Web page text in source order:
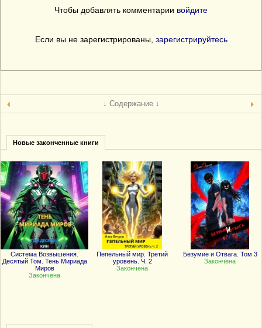
Чтобы добавлять комментарии войдите
Если вы не зарегистрированы, зарегистрируйтесь
↓ Содержание ↓
Новые законченные книги
Система Возвышения.
Десятый Том. Тень Мириада
Миров
Закончена
Пепельный мир. Третий
уровень. Ч. 2
Закончена
Безумие и Отвага. Том 3
Закончена